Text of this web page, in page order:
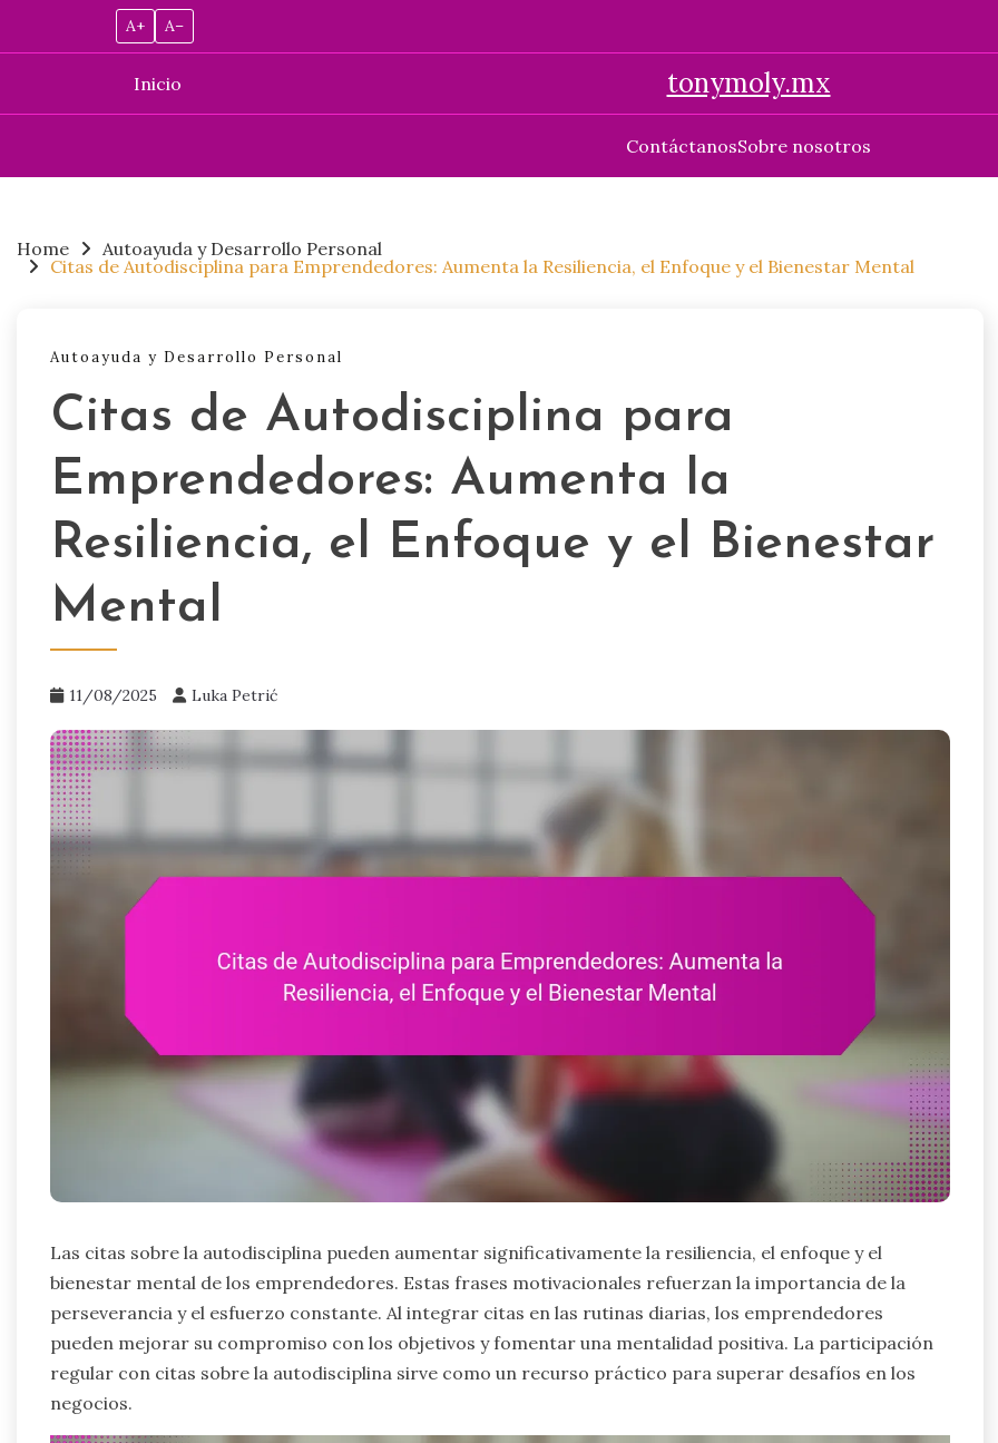
A+ A–
Inicio tonymoly.mx
ContáctanosSobre nosotros
content
Home
Autoayuda y Desarrollo Personal
Citas de Autodisciplina para Emprendedores: Aumenta la Resiliencia, el Enfoque y el Bienestar Mental
Autoayuda y Desarrollo Personal
Citas de Autodisciplina para
Emprendedores: Aumenta la
Resiliencia, el Enfoque y el Bienestar
Mental
11/08/2025 Luka Petrić
Las citas sobre la autodisciplina pueden aumentar significativamente la resiliencia, el enfoque y el
bienestar mental de los emprendedores. Estas frases motivacionales refuerzan la importancia de la
perseverancia y el esfuerzo constante. Al integrar citas en las rutinas diarias, los emprendedores
pueden mejorar su compromiso con los objetivos y fomentar una mentalidad positiva. La participación
regular con citas sobre la autodisciplina sirve como un recurso práctico para superar desafíos en los
negocios.